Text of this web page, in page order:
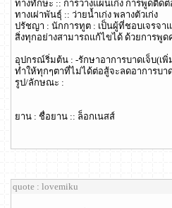
ทางทักษะ :: การวางแผนเก่ง การพูดติด
ทางเผ่าพันธุ์ :: ว่ายน้ำเก่ง พลางตัวเก่ง
ปรัชญา : นักการทูต : เป็นผู้ที่ชอบเจรจา
สิ่งทุกอย่างสามารถแก้ไขได้ ด้วยการพูด
อุปกรณ์ริ่มต้น : -รักษาอาการบาดเจ็บ(เ
ทำให้ทุกๆตาที่ไม่ได้ต่อสู้จะลดอาการบา
รูป/ลักษณะ :
ยาน : ชื่อยาน :: ล็อกเนสส์
quote : lovemiku